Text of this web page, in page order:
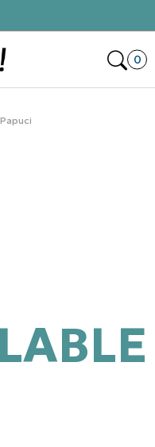
0
Papuci